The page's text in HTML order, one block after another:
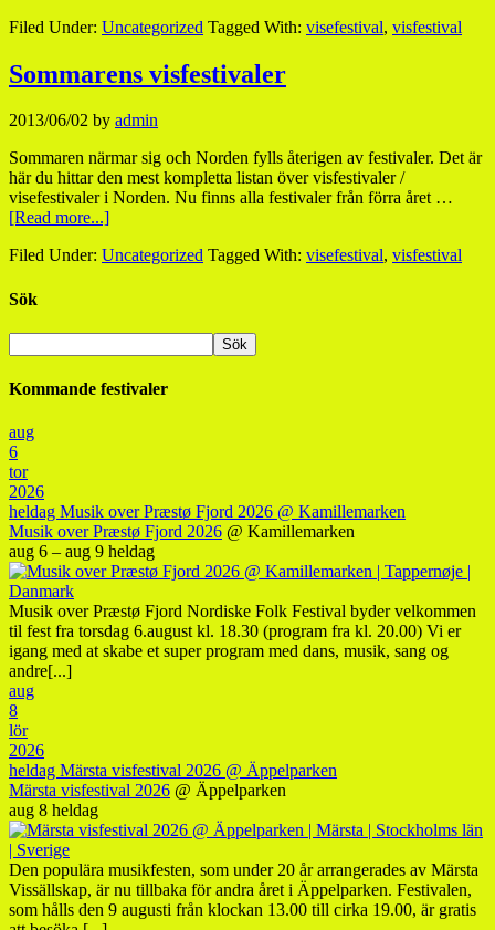
Filed Under: Uncategorized Tagged With: visefestival, visfestival
Sommarens visfestivaler
2013/06/02 by admin
Sommaren närmar sig och Norden fylls återigen av festivaler. Det är
här du hittar den mest kompletta listan över visfestivaler /
visefestivaler i Norden. Nu finns alla festivaler från förra året …
[Read more...]
Filed Under: Uncategorized Tagged With: visefestival, visfestival
Sök
Kommande festivaler
aug
6
tor
2026
heldag Musik over Præstø Fjord 2026 @ Kamillemarken
Musik over Præstø Fjord 2026 @ Kamillemarken
aug 6 – aug 9 heldag
Musik over Præstø Fjord Nordiske Folk Festival byder velkommen
til fest fra torsdag 6.august kl. 18.30 (program fra kl. 20.00) Vi er
igang med at skabe et super program med dans, musik, sang og
andre[...]
aug
8
lör
2026
heldag Märsta visfestival 2026 @ Äppelparken
Märsta visfestival 2026 @ Äppelparken
aug 8 heldag
Den populära musikfesten, som under 20 år arrangerades av Märsta
Vissällskap, är nu tillbaka för andra året i Äppelparken. Festivalen,
som hålls den 9 augusti från klockan 13.00 till cirka 19.00, är gratis